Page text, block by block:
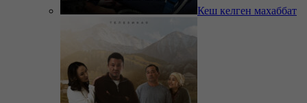
Кеш келген махаббат